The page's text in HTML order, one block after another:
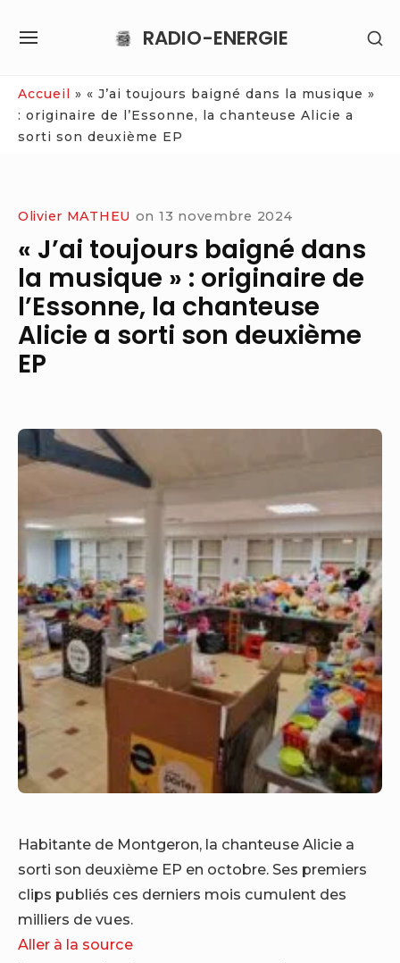
RADIO-ENERGIE
SITE
Accueil » « J’ai toujours baigné dans la musique »
: originaire de l’Essonne, la chanteuse Alicie a
sorti son deuxième EP
Olivier MATHEU on 13 novembre 2024
« J’ai toujours baigné dans
la musique » : originaire de
l’Essonne, la chanteuse
Alicie a sorti son deuxième
EP
Habitante de Montgeron, la chanteuse Alicie a
sorti son deuxième EP en octobre. Ses premiers
clips publiés ces derniers mois cumulent des
milliers de vues.
Aller à la source